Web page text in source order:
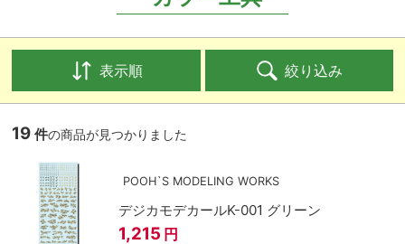
表示順 絞り込み
19 件の商品が見つかりました
POOH`S MODELING WORKS
デジカモデカールK-001 グリーン
1,215 円